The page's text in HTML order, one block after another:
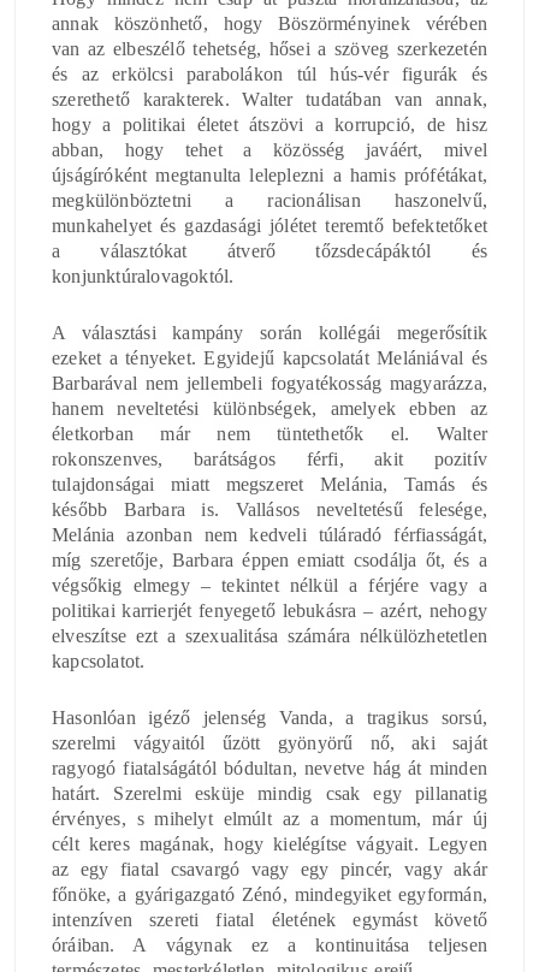
annak köszönhető, hogy Böszörményinek vérében
van az elbeszélő tehetség, hősei a szöveg szerkezetén
és az erkölcsi parabolákon túl hús-vér figurák és
szerethető karakterek. Walter tudatában van annak,
hogy a politikai életet átszövi a korrupció, de hisz
abban, hogy tehet a közösség javáért, mivel
újságíróként megtanulta leleplezni a hamis prófétákat,
megkülönböztetni a racionálisan haszonelvű,
munkahelyet és gazdasági jólétet teremtő befektetőket
a választókat átverő tőzsdecápáktól és
konjunktúralovagoktól.
A választási kampány során kollégái megerősítik
ezeket a tényeket. Egyidejű kapcsolatát Melániával és
Barbarával nem jellembeli fogyatékosság magyarázza,
hanem neveltetési különbségek, amelyek ebben az
életkorban már nem tüntethetők el. Walter
rokonszenves, barátságos férfi, akit pozitív
tulajdonságai miatt megszeret Melánia, Tamás és
később Barbara is. Vallásos neveltetésű felesége,
Melánia azonban nem kedveli túláradó férfiasságát,
míg szeretője, Barbara éppen emiatt csodálja őt, és a
végsőkig elmegy – tekintet nélkül a férjére vagy a
politikai karrierjét fenyegető lebukásra – azért, nehogy
elveszítse ezt a szexualitása számára nélkülözhetetlen
kapcsolatot.
Hasonlóan igéző jelenség Vanda, a tragikus sorsú,
szerelmi vágyaitól űzött gyönyörű nő, aki saját
ragyogó fiatalságától bódultan, nevetve hág át minden
határt. Szerelmi esküje mindig csak egy pillanatig
érvényes, s mihelyt elmúlt az a momentum, már új
célt keres magának, hogy kielégítse vágyait. Legyen
az egy fiatal csavargó vagy egy pincér, vagy akár
főnöke, a gyárigazgató Zénó, mindegyiket egyformán,
intenzíven szereti fiatal életének egymást követő
óráiban. A vágynak ez a kontinuitása teljesen